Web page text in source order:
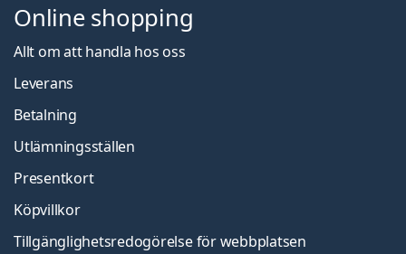
Online shopping
Allt om att handla hos oss
Leverans
Betalning
Utlämningsställen
Presentkort
Köpvillkor
Tillgänglighetsredogörelse för webbplatsen